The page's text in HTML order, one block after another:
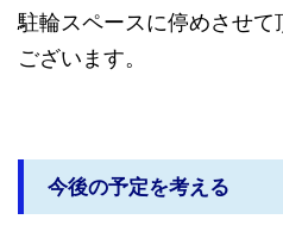
駐輪スペースに停めさせて
ございます。
今後の予定を考える